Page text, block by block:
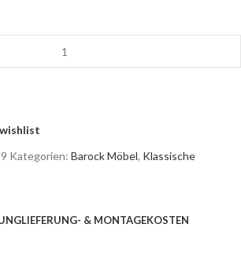
Kategorien: Barock Möbel, Klassische
LIEFERUNG- & MONTAGEKOSTEN